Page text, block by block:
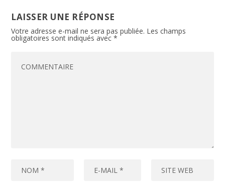
LAISSER UNE RÉPONSE
Votre adresse e-mail ne sera pas publiée. Les champs
obligatoires sont indiqués avec*